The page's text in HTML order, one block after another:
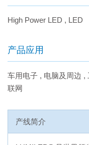
High Power LED , LED
产品应用
车用电子 , 电脑及周边 ,
联网
产线简介